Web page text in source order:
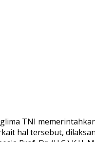
TNI
hal tersebut,